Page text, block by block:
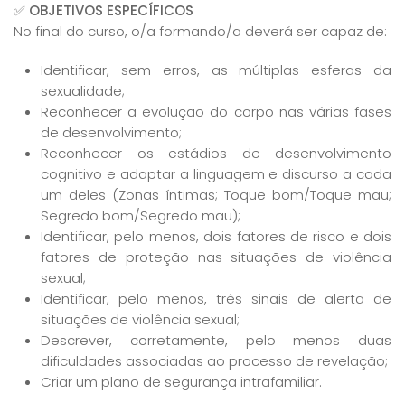
✅ OBJETIVOS ESPECÍFICOS
No final do curso, o/a formando/a deverá ser capaz de:
Identificar, sem erros, as múltiplas esferas da
sexualidade;
Reconhecer a evolução do corpo nas várias fases
de desenvolvimento;
Reconhecer os estádios de desenvolvimento
cognitivo e adaptar a linguagem e discurso a cada
um deles (Zonas íntimas; Toque bom/Toque mau;
Segredo bom/Segredo mau);
Identificar, pelo menos, dois fatores de risco e dois
fatores de proteção nas situações de violência
sexual;
Identificar, pelo menos, três sinais de alerta de
situações de violência sexual;
Descrever, corretamente, pelo menos duas
dificuldades associadas ao processo de revelação;
Criar um plano de segurança intrafamiliar.